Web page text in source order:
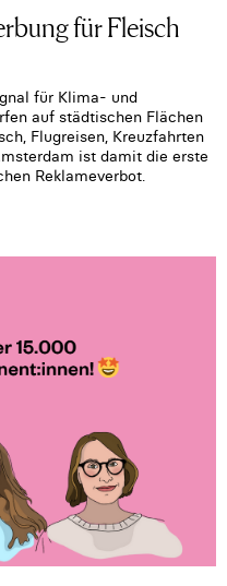
für Fleisch
für Klima- und
auf städtischen Flächen
Flugreisen, Kreuzfahrten
ist damit die erste
Reklameverbot.